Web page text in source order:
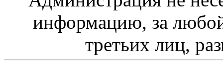
информацию, за любой
третьих лиц,